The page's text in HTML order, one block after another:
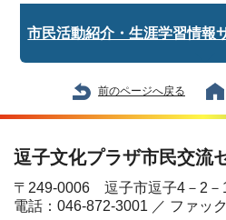
市民活動紹介・生涯学習情
前のページへ戻る
逗子文化プラザ市民交流
〒249-0006 逗子市逗子4－2－
電話：046-872-3001 ／ ファッ